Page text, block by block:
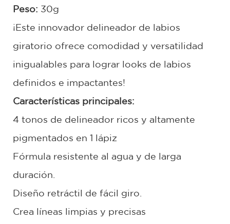
Peso: 30g
¡Este innovador delineador de labios
giratorio ofrece comodidad y versatilidad
inigualables para lograr looks de labios
definidos e impactantes!
Características principales:
4 tonos de delineador ricos y altamente
pigmentados en 1 lápiz
Fórmula resistente al agua y de larga
duración.
Diseño retráctil de fácil giro.
Crea líneas limpias y precisas